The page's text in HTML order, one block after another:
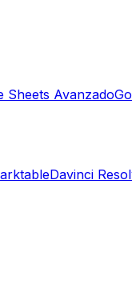
Sheets Avanzado
Davinci